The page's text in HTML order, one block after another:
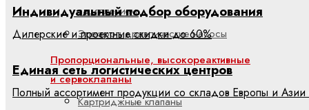
зацеплением
Электрогидравлические насосы
Пропорциональные, высокореактивные
и сервоклапаны
Картриджные клапаны
Индивидуальный подбор оборудования
Дилерские и проектные скидки до 60%
Единая сеть логистических центров
Полный ассортимент продукции со складов Европы и Азии